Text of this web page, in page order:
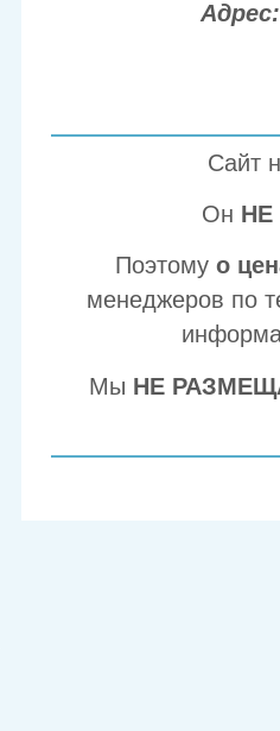
Сайт
Он НЕ
Поэтому о
менеджеров по
Мы НЕ